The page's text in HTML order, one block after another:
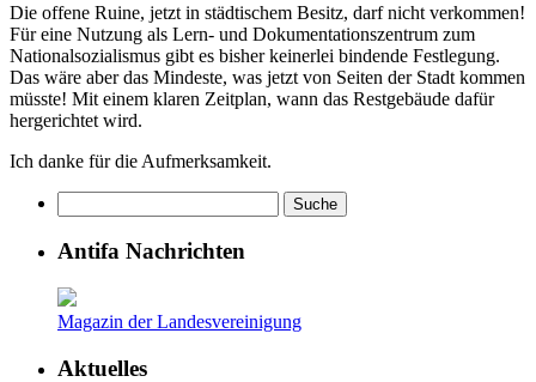
Die offene Ruine, jetzt in städtischem Besitz, darf nicht verkommen!
Für eine Nutzung als Lern- und Dokumentationszentrum zum
Nationalsozialismus gibt es bisher keinerlei bindende Festlegung.
Das wäre aber das Mindeste, was jetzt von Seiten der Stadt kommen
müsste! Mit einem klaren Zeitplan, wann das Restgebäude dafür
hergerichtet wird.
Ich danke für die Aufmerksamkeit.
Antifa Nachrichten
Magazin der Landesvereinigung
Aktuelles